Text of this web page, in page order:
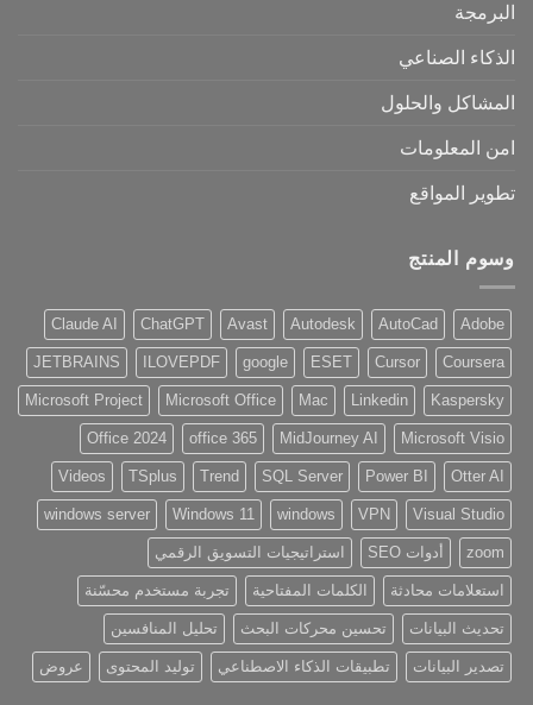
البرمجة
الذكاء الصناعي
المشاكل والحلول
امن المعلومات
تطوير المواقع
وسوم المنتج
Adobe
AutoCad
Autodesk
Avast
ChatGPT
Claude AI
Coursera
Cursor
ESET
google
ILOVEPDF
JETBRAINS
Kaspersky
Linkedin
Mac
Microsoft Office
Microsoft Project
Microsoft Visio
MidJourney AI
office 365
Office 2024
Otter AI
Power BI
SQL Server
Trend
TSplus
Videos
Visual Studio
VPN
windows
Windows 11
windows server
zoom أدوات SEO استراتيجيات التسويق الرقمي
استعلامات محادثة الكلمات المفتاحية تجربة مستخدم محسّنة
تحديث البيانات تحسين محركات البحث تحليل المنافسين
تصدير البيانات تطبيقات الذكاء الاصطناعي توليد المحتوى عروض